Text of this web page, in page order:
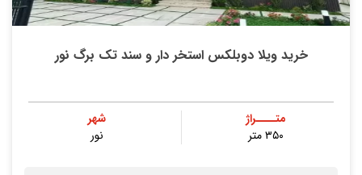
خرید ویلا دوبلکس استخر دار و سند تک برگ نور
متــــراژ
۳۵۰ متر
شهر
نور